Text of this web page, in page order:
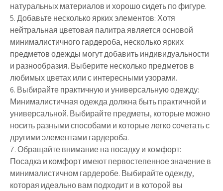
натуральных материалов и хорошо сидеть по фигуре.
5. Добавьте несколько ярких элементов: Хотя
нейтральная цветовая палитра является основой
минималистичного гардероба, несколько ярких
предметов одежды могут добавить индивидуальности
и разнообразия. Выберите несколько предметов в
любимых цветах или с интересными узорами.
6. Выбирайте практичную и универсальную одежду:
Минималистичная одежда должна быть практичной и
универсальной. Выбирайте предметы, которые можно
носить разными способами и которые легко сочетать с
другими элементами гардероба.
7. Обращайте внимание на посадку и комфорт:
Посадка и комфорт имеют первостепенное значение в
минималистичном гардеробе. Выбирайте одежду,
которая идеально вам подходит и в которой вы